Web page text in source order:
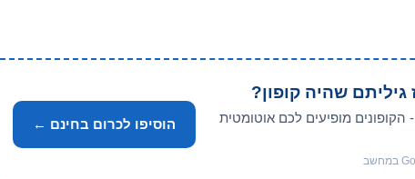
שהיה קופון?
הקופונים מופיעים לכם אוטומטית
הוסיפו לכרום בחינם ←